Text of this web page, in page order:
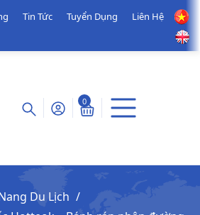
Tin Tức Tuyển Dụng Liên Hệ
0
Du Lịch